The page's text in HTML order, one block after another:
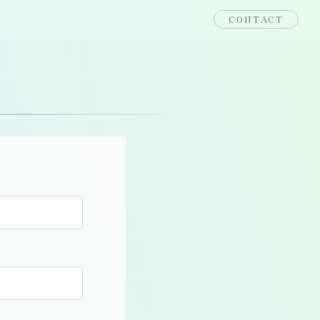
CONTACT